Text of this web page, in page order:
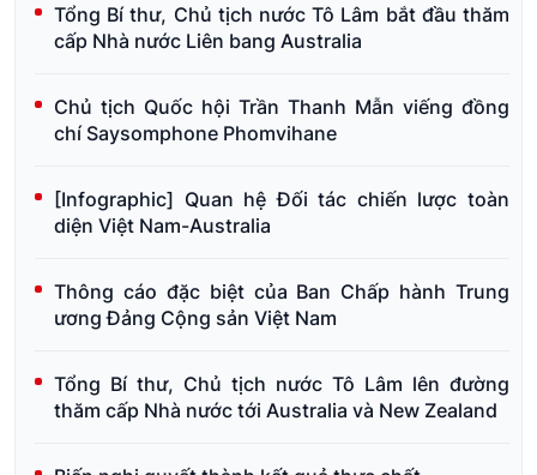
Tổng Bí thư, Chủ tịch nước Tô Lâm bắt đầu thăm
cấp Nhà nước Liên bang Australia
Chủ tịch Quốc hội Trần Thanh Mẫn viếng đồng
chí Saysomphone Phomvihane
[Infographic] Quan hệ Đối tác chiến lược toàn
diện Việt Nam-Australia
Thông cáo đặc biệt của Ban Chấp hành Trung
ương Đảng Cộng sản Việt Nam
Tổng Bí thư, Chủ tịch nước Tô Lâm lên đường
thăm cấp Nhà nước tới Australia và New Zealand